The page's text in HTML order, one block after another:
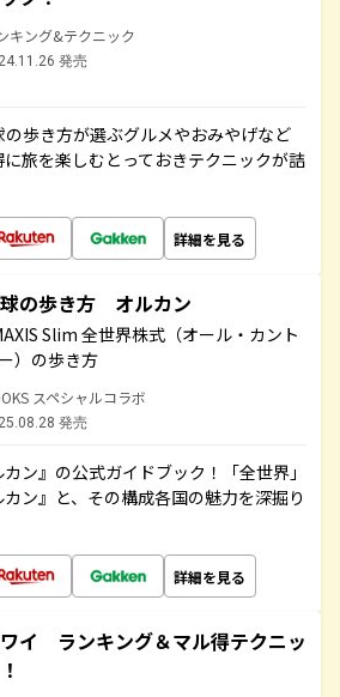
キング&テクニック
発売
歩き方が選ぶグルメやおみやげなど
旅を楽しむとっておきテクニックが詰
詳細を見る
の歩き方 オルカン
Slim 全世界株式（オール・カント
）の歩き方
スペシャルコラボ
発売
ン』の公式ガイドブック！「全世界」
ン』と、その構成各国の魅力を深掘り
詳細を見る
イ ランキング＆マル得テクニッ